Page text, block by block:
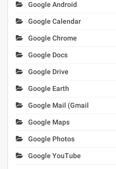
Google Android
Google Calendar
Google Chrome
Google Docs
Google Drive
Google Earth
Google Mail (Gmail
Google Maps
Google Photos
Google YouTube